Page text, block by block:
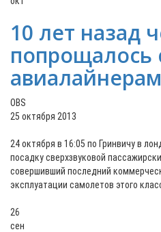
10 лет назад
попрощалось
OBS
25 октября 2013
24 октября в 16:05 по Гринвичу в
посадку сверхзвуковой
совершивший последний
эксплуатации самолетов этого
26
сен